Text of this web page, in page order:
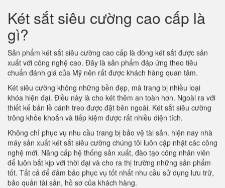
Két sắt siêu cường cao cấp là
gì?
Sản phẩm két sắt siêu cường cao cấp là dòng két sắt được sản
xuất với công nghệ cao. Đây là sản phẩm đáp ứng theo tiêu
chuẩn đánh giá của Mỹ nên rất được khách hàng quan tâm.
Két siêu cường không những bền đẹp, mà trang bị nhiều loại
khóa hiện đại. Điều này là cho két thêm an toàn hơn. Ngoài ra với
thiết kế bản lề cánh treo được đặt bên ngoài. Két sắt siêu cường
trông khỏe khoắn và tiếp kiệm được rất nhiều diện tích.
Không chỉ phục vụ nhu cầu trang bị bảo vệ tài sản. hiện nay nhà
máy sản xuất két sắt siêu cường chúng tôi luôn cập nhật các công
nghệ mới. Nâng cấp hệ thống sản xuất, đào tạo công nhân viên
để luôn bắt kịp với thời đại và cho ra thị trường những sản phẩm
tốt. Tất cả để đảm bảo phục vụ tốt nhất nhu cầu sử dụng lưu trữ,
bảo quản tài sản, hồ sơ của khách hàng.